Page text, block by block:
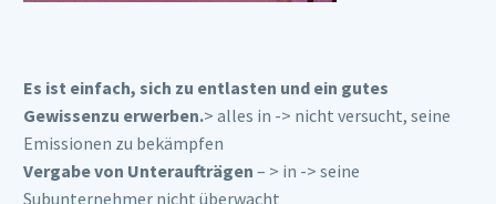
Es ist einfach, sich zu entlasten und ein gutes
Gewissenzu erwerben.> alles in -> nicht versucht, seine
Emissionen zu bekämpfen
Vergabe von Unteraufträgen – > in -> seine
Subunternehmer nicht überwacht